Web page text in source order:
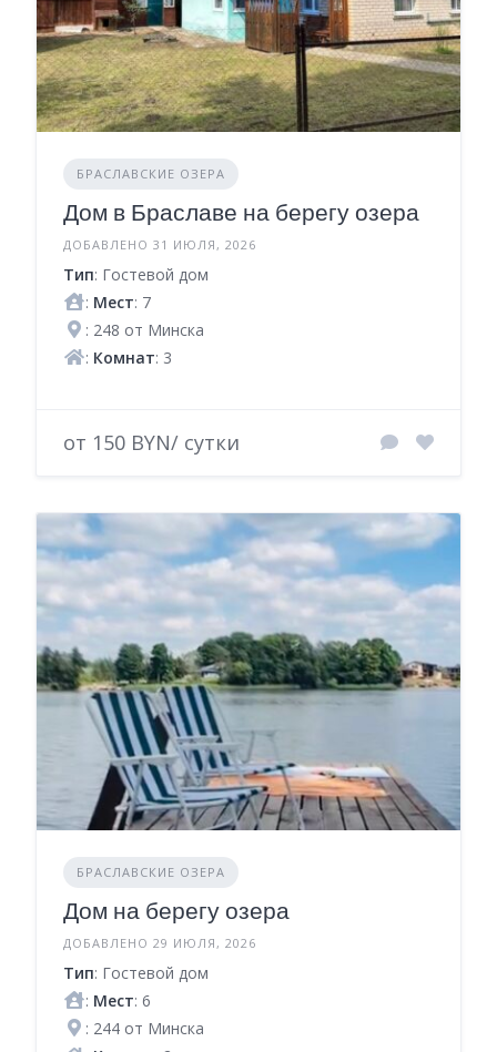
БРАСЛАВСКИЕ ОЗЕРА
Дом в Браславе на берегу озера
ДОБАВЛЕНО 31 ИЮЛЯ, 2026
Тип: Гостевой дом
: Мест: 7
: 248 от Минска
: Комнат: 3
от 150 BYN/ сутки
БРАСЛАВСКИЕ ОЗЕРА
Дом на берегу озера
ДОБАВЛЕНО 29 ИЮЛЯ, 2026
Тип: Гостевой дом
: Мест: 6
: 244 от Минска